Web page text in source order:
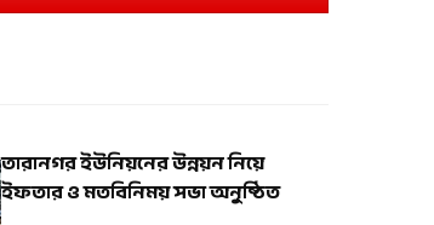
তারানগর ইউনিয়নের উন্নয়ন নিয়ে
ইফতার ও মতবিনিময় সভা অনুষ্ঠিত